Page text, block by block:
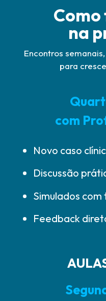
na
Encontros
para
com
Novo caso
Discussão
Simulados
Feedback